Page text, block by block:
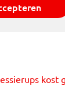
kost